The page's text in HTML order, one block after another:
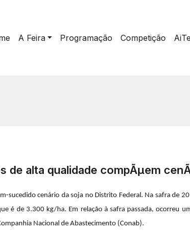
A Feira Programação Competição
de alta qualidade compÃµem
sucedido cenário da soja no Distrito Federal. Na safra de
é de 3.300 kg/ha. Em relação à safra passada, ocorreu
Nacional de Abastecimento (Conab).